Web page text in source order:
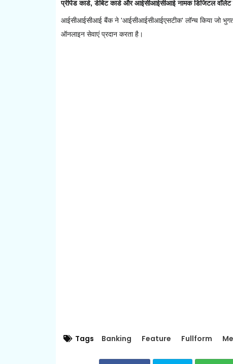
प्रीपेड कार्ड, डेबिट कार्ड औरआईसीआईसीआई नामकडिजिटलवॉलेट
आईसीआईसीआई बैंक ने 'आईसीआईसीआईएसटीक' लॉन्च किया जो
ऑनलाइन सेवाएं प्रदान करता है।
Tags Banking Feature Fullform